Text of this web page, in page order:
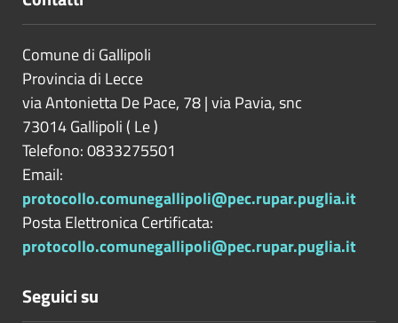
Comune di Gallipoli
Provincia di Lecce
via Antonietta De Pace, 78 | via Pavia, snc
73014Gallipoli ( Le)
Telefono: 0833275501
Email:
protocollo.comunegallipoli@pec.rupar.puglia.it
Posta Elettronica Certificata:
protocollo.comunegallipoli@pec.rupar.puglia.it
Seguici su